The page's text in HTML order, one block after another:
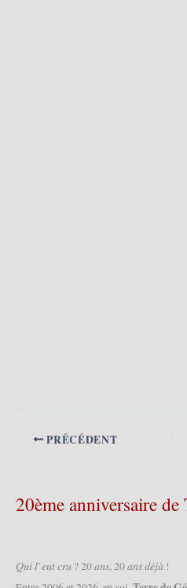
PRÉCÉDENT
20ème anniversaire de
𝑄𝑢𝑖 𝑙’𝑒𝑢𝑡 𝑐𝑟𝑢 ? 20 𝑎𝑛𝑠, 20 𝑎𝑛𝑠 𝑑𝑒́𝑗𝑎̀ !